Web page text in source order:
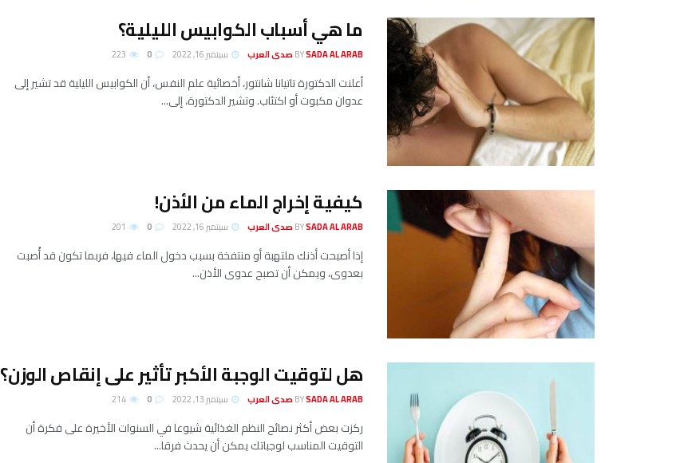
ما هي أسباب الكوابيس الليلية؟
BYSADA AL ARAB صدى العرب سبتمبر 16, 2022
أعلنت الدكتورة تاتيانا شانتور، أخصائية علم النفس، أن الكوابيس الليلية قد تشير إلى
عدوان مكبوت أو اكتئاب. وتشير الدكتورة، إلى...
كيفية إخراج الماء من الأذن!
BYSADA AL ARAB صدى العرب سبتمبر 16, 2022
إذا أصبحت أذنك ملتهبة أو منتفخة بسبب دخول الماء فيها، فربما تكون قد أُصبت
بعدوى، ويمكن أن تصبح عدوى الأذن...
هل لتوقيت الوجبة الأكبر تأثير على إنقاص الوزن؟
BYSADA AL ARAB صدى العرب سبتمبر 13, 2022
ركزت بعض أكثر نصائح النظم الغذائية شيوعا في السنوات الأخيرة على فكرة أن
التوقيت المناسب لوجباتك يمكن أن يحدث فرقا...